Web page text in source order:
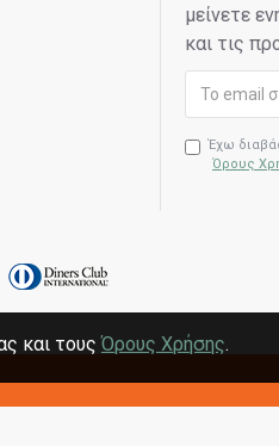
μείνετε
και τις
Έχω
Όρους
και τουςΌρους Χρήσης.